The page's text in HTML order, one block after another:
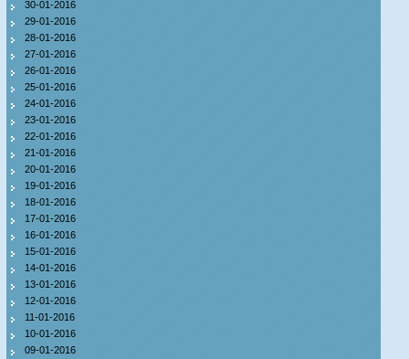
30-01-2016
29-01-2016
28-01-2016
27-01-2016
26-01-2016
25-01-2016
24-01-2016
23-01-2016
22-01-2016
21-01-2016
20-01-2016
19-01-2016
18-01-2016
17-01-2016
16-01-2016
15-01-2016
14-01-2016
13-01-2016
12-01-2016
11-01-2016
10-01-2016
09-01-2016